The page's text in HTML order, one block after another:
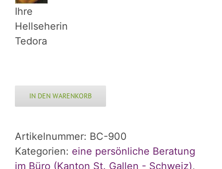
Ihre
Hellseherin
Tedora
IN DEN WARENKORB
Artikelnummer: BC-900
Kategorien: eine persönliche Beratung
im Büro (Kanton St. Gallen - Schweiz),